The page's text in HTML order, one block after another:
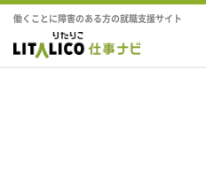
働くことに障害のある方の就職支援サイト